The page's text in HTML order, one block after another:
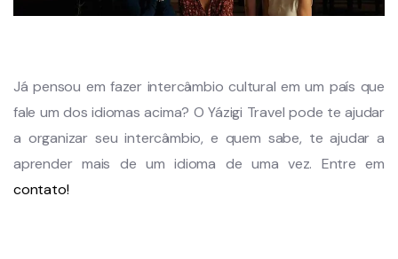
Já pensou em fazer intercâmbio cultural em um país que
fale um dos idiomas acima? O Yázigi Travel pode te ajudar
a organizar seu intercâmbio, e quem sabe, te ajudar a
aprender mais de um idioma de uma vez. Entre em
contato!